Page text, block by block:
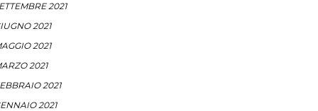
2021
2021
2021
2021
2021
2021